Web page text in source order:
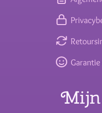
Mijn